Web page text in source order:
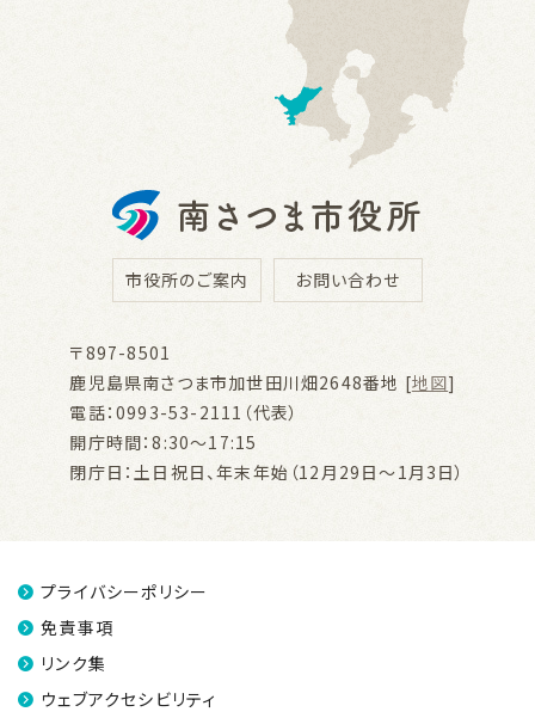
市役所のご案内 お問い合わせ
〒897-8501
鹿児島県南さつま市加世田川畑2648番地 [地図]
電話：0993-53-2111（代表）
開庁時間：8:30～17:15
閉庁日：土日祝日、年末年始（12月29日～1月3日）
プライバシーポリシー
免責事項
リンク集
ウェブアクセシビリティ